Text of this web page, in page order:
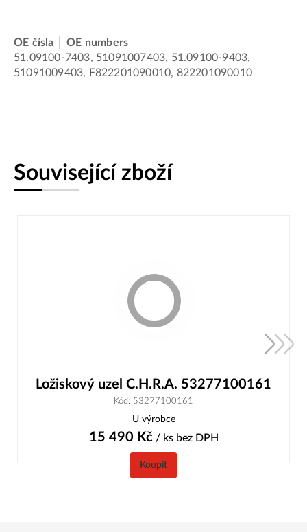
OE čísla │ OE numbers
51.09100-7403, 51091007403, 51.09100-9403,
51091009403, F822201090010, 822201090010
Související zboží
Ložiskový uzel C.H.R.A. 53277100161
Kód: 53277100161
U výrobce
15 490 Kč/ ks bez DPH
Koupit